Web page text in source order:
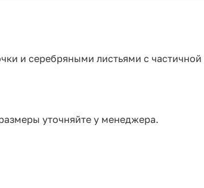
и серебряными листьями с
уточняйте у менеджера.